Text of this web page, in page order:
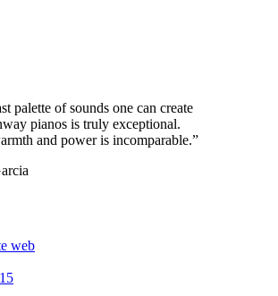
palette of sounds one can create
pianos is truly exceptional.
and power is incomparable.”
web